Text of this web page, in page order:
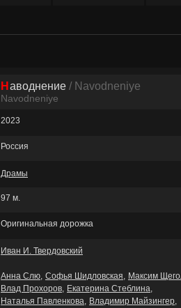
Наводнение / Navodneniye
Navodneniye
2023
Россия
Драмы
97 м.
Оригинальная дорожка
Иван И. Твердовский
Анна Слю Софья Шидловская
Максим
Влад Прохоров
Екатерина Стеблина
Наталья Павленкова
Владимир Майзингер